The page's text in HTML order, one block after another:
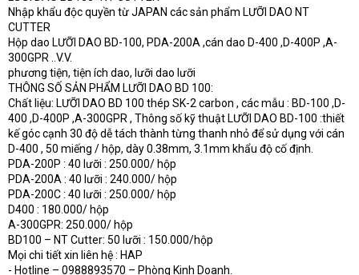
Nhập khẩu độc quyền từ JAPAN các sản phẩm LƯỠI DAO NT
CUTTER
Hộp dao LƯỠI DAO BD-100, PDA-200A ,cán dao D-400 ,D-400P ,A-
300GPR ..V.V.
phương tiện, tiện ích dao, lưỡi dao lưỡi
THÔNG SỐ SẢN PHẨM LƯỠI DAO BD 100:
Chất liệu: LƯỠI DAO BD 100 thép SK-2 carbon , các mẫu : BD-100 ,D-
400 ,D-400P ,A-300GPR , Thông số kỹ thuật LƯỠI DAO BD-100 :thiết
kế góc cạnh 30 độ dễ tách thành từng thanh nhỏ để sử dụng với cán
D-400 , 50 miếng / hộp, dày 0.38mm, 3.1mm khẩu độ cố định.
PDA-200P : 40 lưỡi : 250.000/ hộp
PDA-200A : 40 lưỡi : 240.000/ hộp
PDA-200C : 40 lưỡi : 250.000/ hộp
D400 : 180.000/ hộp
A-300GPR: 250.000/ hộp
BD100 – NT Cutter: 50 lưỡi : 150.000/hộp
Mọi chi tiết xin liên hệ : HAP
- Hotline – 0988893570 – Phòng Kinh Doanh.